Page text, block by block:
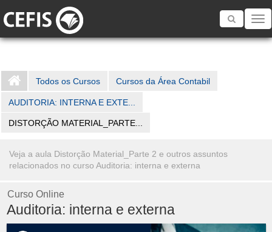
Toggle
Todos os Cursos Cursos da Área Contabil
AUDITORIA: INTERNA E EXTE...
DISTORÇÃO MATERIAL_PARTE...
Veja a aula Distorção Material_Parte 2 e outros assuntos
relacionados no curso Auditoria: interna e externa
Curso Online
Auditoria: interna e externa